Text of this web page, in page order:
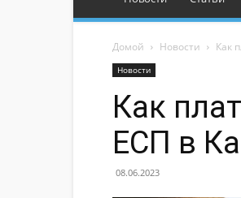
Домой Новости Как
Новости
Как
ЕСП в
08.06.2023